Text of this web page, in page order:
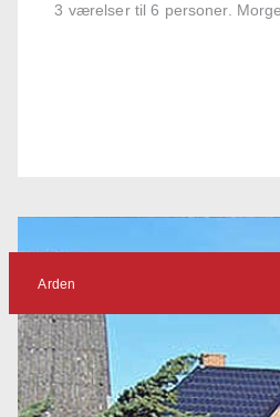
3 værelser til 6 personer.
Arden